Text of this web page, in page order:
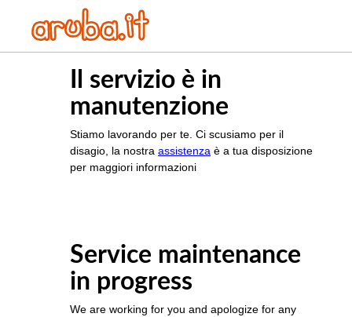
Il servizio è in
manutenzione
Stiamo lavorando per te. Ci scusiamo per il
disagio, la nostra assistenza è a tua disposizione
per maggiori informazioni
Service maintenance
in progress
We are working for you and apologize for any